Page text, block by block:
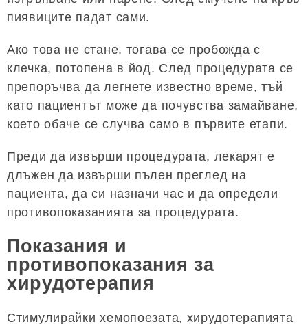
пиявиците падат сами.
Ако това не стане, тогава се пробожда с
клечка, потопена в йод. След процедурата се
препоръчва да легнете известно време, тъй
като пациентът може да почувства замайване,
което обаче се случва само в първите етапи.
Преди да извърши процедурата, лекарят е
длъжен да извърши пълен преглед на
пациента, да си назначи час и да определи
противопоказанията за процедурата.
Показания и
противопоказания за
хирудотерапия
Стимулирайки хемопоезата, хирудотерапията